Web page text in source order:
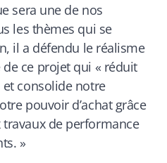
sera une de nos
les thèmes qui se
il a défendu le réalisme
ce projet qui « réduit
consolide notre
pouvoir d’achat grâce
de performance
»